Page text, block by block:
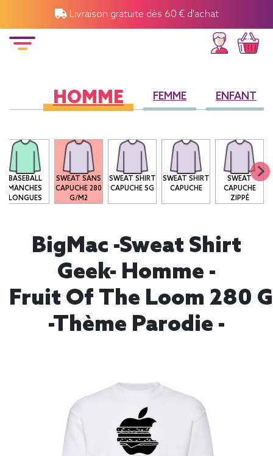
Livraison gratuite dès 60 € d'achat
HOMME FEMME ENFANT
BASEBALL
MANCHES
LONGUES
SWEAT SANS
CAPUCHE 280
G/M2
SWEAT SHIRT
CAPUCHE SG
SWEAT SHIRT
CAPUCHE
SWEAT
CAPUCHE
ZIPPÉ
BigMac -Sweat Shirt
Geek- Homme -
Fruit Of The Loom 280
-thème Parodie -